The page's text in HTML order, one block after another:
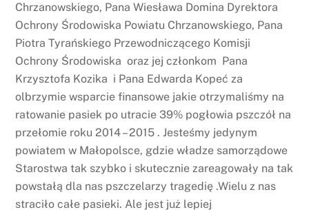
Chrzanowskiego, Pana Wiesława Domina Dyrektora
Ochrony Środowiska Powiatu Chrzanowskiego, Pana
Piotra Tyrańskiego Przewodniczącego Komisji
Ochrony Środowiska oraz jej członkom Pana
Krzysztofa Kozika i Pana Edwarda Kopeć za
olbrzymie wsparcie finansowe jakie otrzymaliśmy na
ratowanie pasiek po utracie 39% pogłowia pszczół na
przełomie roku 2014 – 2015 . Jesteśmy jedynym
powiatem w Małopolsce, gdzie władze samorządowe
Starostwa tak szybko i skutecznie zareagowały na tak
powstałą dla nas pszczelarzy tragedię .Wielu z nas
straciło całe pasieki. Ale jest już lepiej